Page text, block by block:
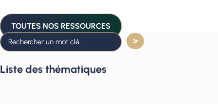
TOUTES NOS RESSOURCES
Liste des thématiques